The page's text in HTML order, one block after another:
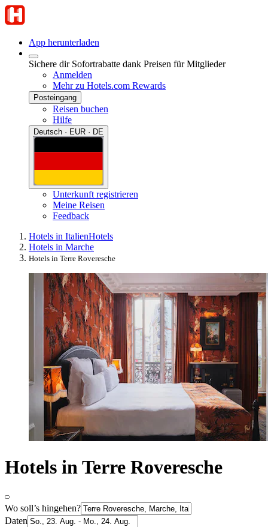
App herunterladen
Sichere dir Sofortrabatte dank Preisen für Mitglieder
Anmelden
Mehr zu Hotels.com Rewards
Posteingang
Reisen buchen
Hilfe
Deutsch · EUR · DE
Unterkunft registrieren
Meine Reisen
Feedback
Hotels in ItalienHotels
Hotels in Marche
Hotels in Terre Roveresche
Hotels in Terre Roveresche
Wo soll’s hingehen?
Daten